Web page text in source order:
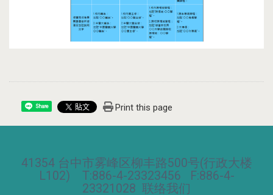
Share Print this page
41354 台中市雾峰区柳丰路500号(行政大楼
L102) T:886-4-23323456 F:886-4-
23321028 联络我们